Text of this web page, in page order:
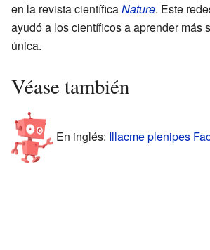
en la revista científicaNature. Este
ayudó a los científicos a aprender más
única.
Véase también
En inglés: Illacme plenipes